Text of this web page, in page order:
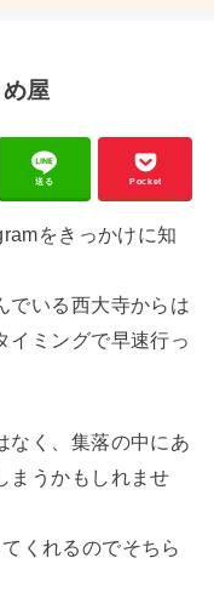
屋
送る Pocket
をきっかけに知
でいる西大寺からは
イミングで早速行っ
なく、集落の中にあ
まうかもしれませ
くれるのでそちら